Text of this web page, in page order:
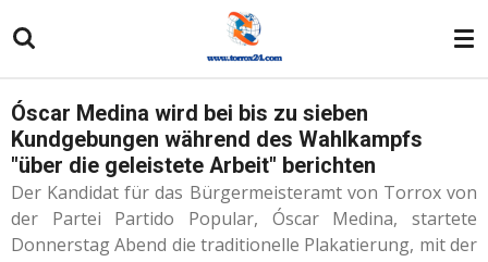
Hauptinhalt
Óscar Medina wird bei bis zu sieben
Kundgebungen während des Wahlkampfs
"über die geleistete Arbeit" berichten
Der Kandidat für das Bürgermeisteramt von Torrox von
der Partei Partido Popular, Óscar Medina, startete
Donnerstag Abend die traditionelle Plakatierung, mit der